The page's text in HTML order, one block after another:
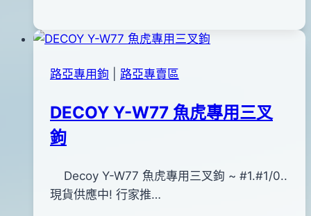
年
01
19
日
鉛
鉤
路亞專用鉤 路亞專賣區
DECOY Y-W77 魚虎專用三叉
鉤
bc
pro-
2015
年
Decoy Y-W77 魚虎專用三叉鉤 ~ #1.#1/0..
現貨供應中! 行家推…